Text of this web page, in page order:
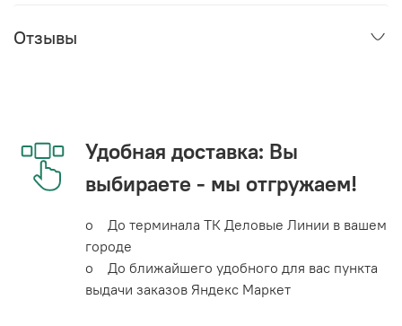
Отзывы
Удобная доставка: Вы
выбираете - мы отгружаем!
o До терминала ТК Деловые Линии в вашем
городе
o До ближайшего удобного для вас пункта
выдачи заказов Яндекс Маркет